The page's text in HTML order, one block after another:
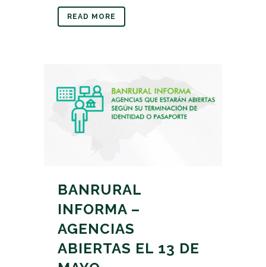
READ MORE
BANRURAL
INFORMA –
AGENCIAS
ABIERTAS EL 13 DE